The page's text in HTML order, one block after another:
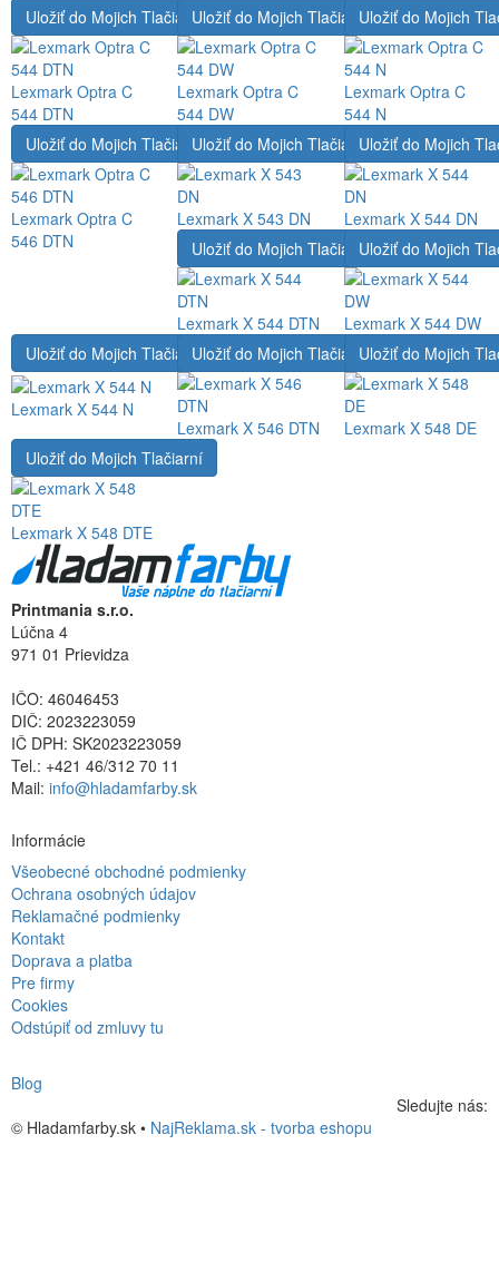
Uložiť do Mojich Tlačiarní
Lexmark Optra C
544 DTN
Uložiť do Mojich Tlačiarní
Lexmark Optra C
544 DW
Uložiť do Mojich
Lexmark Optra C
544 N
Uložiť do Mojich Tlačiarní
Lexmark Optra C
546 DTN
Uložiť do Mojich Tlačiarní
Lexmark X 543 DN
Uložiť do Mojich
Lexmark X 544 DN
Uložiť do Mojich Tlačiarní
Lexmark X 544 DTN
Uložiť do Mojich
Lexmark X 544 DW
Uložiť do Mojich Tlačiarní
Lexmark X 544 N
Uložiť do Mojich Tlačiarní
Lexmark X 546 DTN
Uložiť do Mojich
Lexmark X 548 DE
Uložiť do Mojich Tlačiarní
Lexmark X 548 DTE
Printmania s.r.o.
Lúčna 4
971 01 Prievidza
IČO: 46046453
DIČ: 2023223059
IČ DPH: SK2023223059
Tel.: +421 46/312 70 11
Mail: info@hladamfarby.sk
Informácie
Všeobecné obchodné podmienky
Ochrana osobných údajov
Reklamačné podmienky
Kontakt
Doprava a platba
Pre firmy
Cookies
Odstúpiť od zmluvy tu
Blog
Sledujte nás:
© Hladamfarby.sk • NajReklama.sk - tvorba eshopu